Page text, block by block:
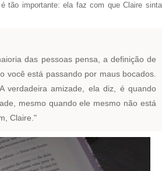
tão importante: ela faz com que Claire
das pessoas pensa, a definição de
você está passando por maus bocados.
verdadeira amizade, ela diz, é quando
mesmo quando ele mesmo não está
Claire."